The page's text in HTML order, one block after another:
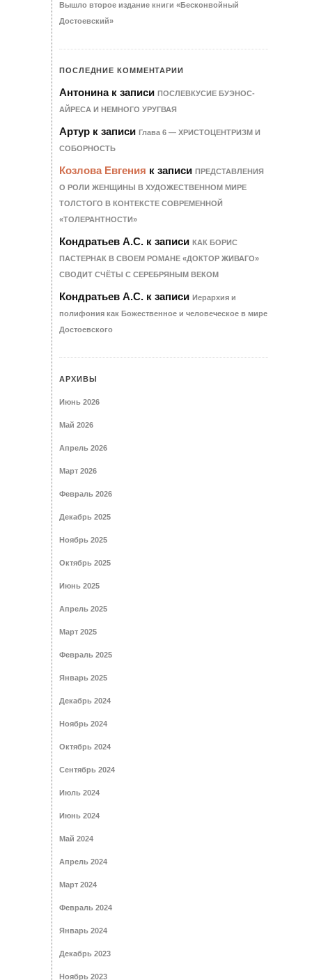
Вышло второе издание книги «Бесконвойный
Достоевский»
ПОСЛЕДНИЕ КОММЕНТАРИИ
Антонинак записи ПОСЛЕВКУСИЕ БУЭНОС-
АЙРЕСА И НЕМНОГО УРУГВАЯ
Артур к записи Гла­ва 6 — ХРИ­С­ТО­ЦЕН­Т­РИЗМ И
СО­БОР­НОСТЬ
Козлова Евгения к записи ПРЕДСТАВЛЕНИЯ
О РОЛИ ЖЕНЩИНЫ В ХУДОЖЕСТВЕННОМ МИРЕ
ТОЛСТОГО В КОНТЕКСТЕ СОВРЕМЕННОЙ
«ТОЛЕРАНТНОСТИ»
Кондратьев А.С. к записи КАК БОРИС
ПАСТЕРНАК В СВОЕМ РОМАНЕ «ДОКТОР ЖИВАГО»
СВОДИТ СЧЁТЫ С СЕРЕБРЯНЫМ ВЕКОМ
Кондратьев А.С. к записи Иерархия и
полифония как Божественное и человеческое в мире
Достоевского
АРХИВЫ
Июнь 2026
Май 2026
Апрель 2026
Март 2026
Февраль 2026
Декабрь 2025
Ноябрь 2025
Октябрь 2025
Июнь 2025
Апрель 2025
Март 2025
Февраль 2025
Январь 2025
Декабрь 2024
Ноябрь 2024
Октябрь 2024
Сентябрь 2024
Июль 2024
Июнь 2024
Май 2024
Апрель 2024
Март 2024
Февраль 2024
Январь 2024
Декабрь 2023
Ноябрь 2023